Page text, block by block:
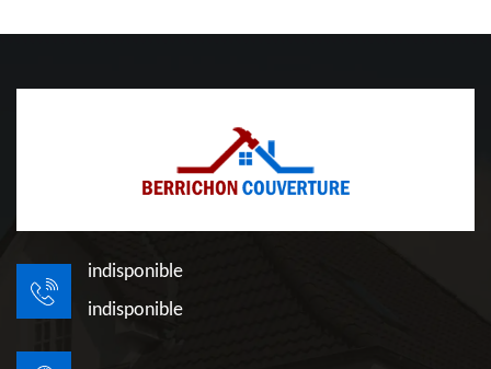
indisponible
indisponible